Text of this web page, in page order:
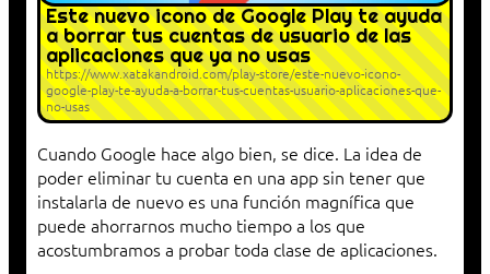
Este nuevo icono de Google Play te ayuda
a borrar tus cuentas de usuario de las
aplicaciones que ya no usas
https://www.xatakandroid.com/play-store/este-nuevo-icono-
google-play-te-ayuda-a-borrar-tus-cuentas-usuario-aplicaciones-que-
no-usas
Cuando Google hace algo bien, se dice. La idea de
poder eliminar tu cuenta en una app sin tener que
instalarla de nuevo es una función magnífica que
puede ahorrarnos mucho tiempo a los que
acostumbramos a probar toda clase de aplicaciones.